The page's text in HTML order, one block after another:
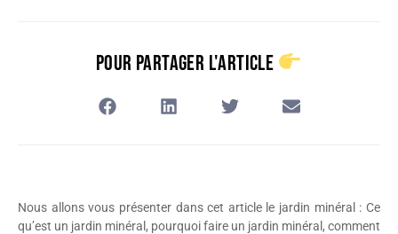
Pour Partager L'article
Nous allons vous présenter dans cet article le jardin minéral : Ce
qu’est un jardin minéral, pourquoi faire un jardin minéral, comment